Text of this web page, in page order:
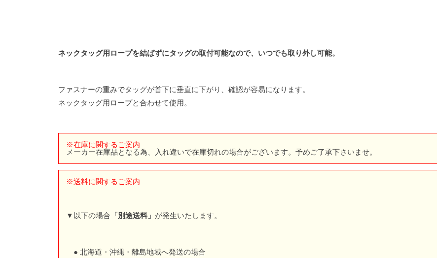
ネックタッグ用ロープを結ばずにタッグの取付可能なので、いつでも取り外し可能。
ファスナーの重みでタッグが首下に垂直に下がり、確認が容易になります。
ネックタッグ用ロープと合わせて使用。
※在庫に関するご案内
メーカー在庫品となる為、入れ違いで在庫切れの場合がございます。予めご了承下さいませ。
※送料に関するご案内
▼以下の場合 「別途送料」 が発生いたします。
● 北海道・沖縄・離島地域へ発送の場合